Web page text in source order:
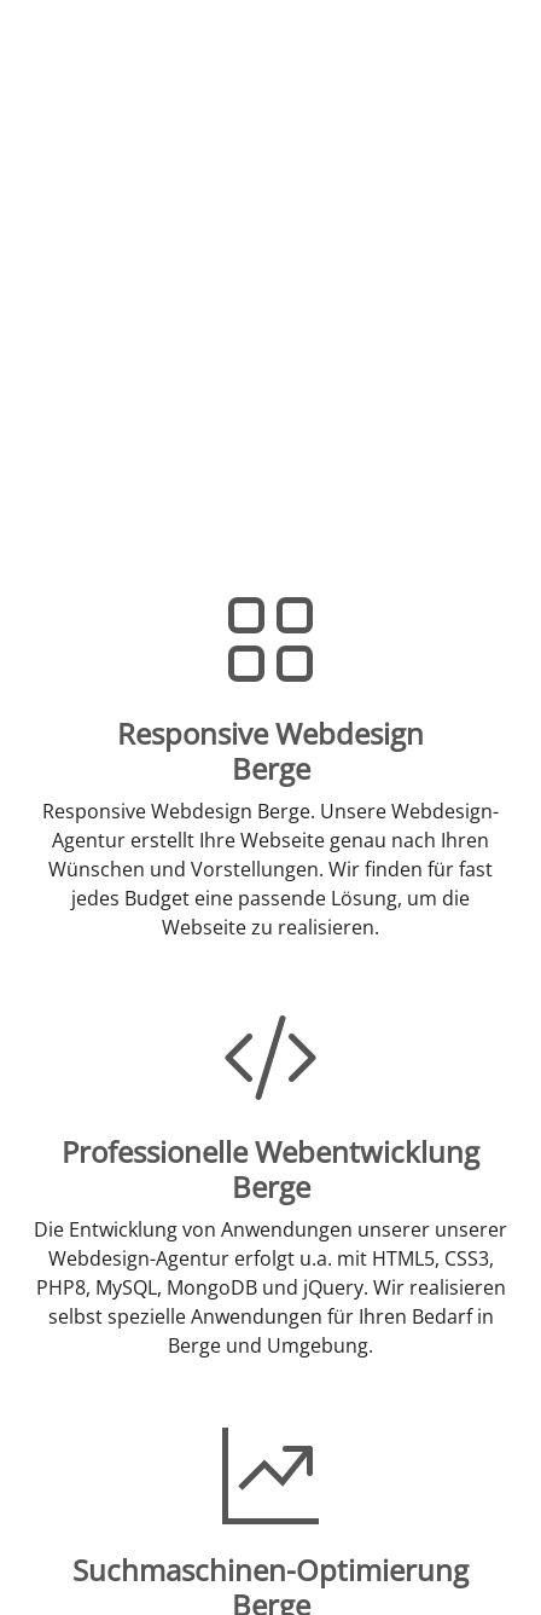
Responsive Webdesign
Berge
Responsive Webdesign Berge. Unsere Webdesign-
Agentur erstellt Ihre Webseite genau nach Ihren
Wünschen und Vorstellungen. Wir finden für fast
jedes Budget eine passende Lösung, um die
Webseite zu realisieren.
Professionelle Webentwicklung
Berge
Die Entwicklung von Anwendungen unserer unserer
Webdesign-Agentur erfolgt u.a. mit HTML5, CSS3,
PHP8, MySQL, MongoDB und jQuery. Wir realisieren
selbst spezielle Anwendungen für Ihren Bedarf in
Berge und Umgebung.
Suchmaschinen-Optimierung
Berge